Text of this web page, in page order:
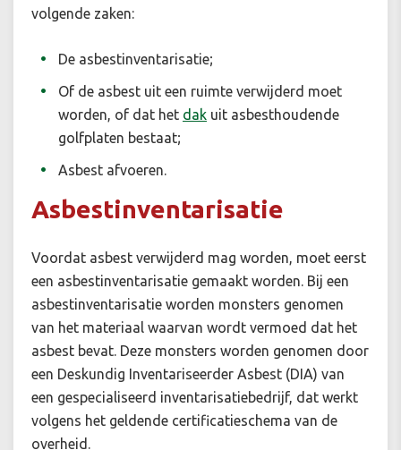
volgende zaken:
De asbestinventarisatie;
Of de asbest uit een ruimte verwijderd moet
worden, of dat het dak uit asbesthoudende
golfplaten bestaat;
Asbest afvoeren.
Asbestinventarisatie
Voordat asbest verwijderd mag worden, moet eerst
een asbestinventarisatie gemaakt worden. Bij een
asbestinventarisatie worden monsters genomen
van het materiaal waarvan wordt vermoed dat het
asbest bevat. Deze monsters worden genomen door
een Deskundig Inventariseerder Asbest (DIA) van
een gespecialiseerd inventarisatiebedrijf, dat werkt
volgens het geldende certificatieschema van de
overheid.